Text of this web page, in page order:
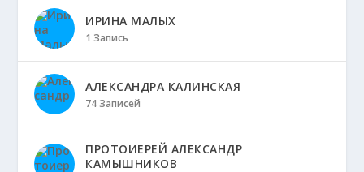
ИРИНА МАЛЫХ
1 Запись
АЛЕКСАНДРА КАЛИНСКАЯ
74 Записей
ПРОТОИЕРЕЙ АЛЕКСАНДР
КАМЫШНИКОВ